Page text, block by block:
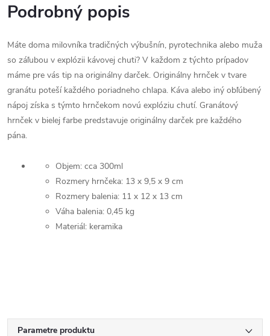
Podrobný popis
Máte doma milovníka tradičných výbušnín, pyrotechnika alebo muža
so záľubou v explózii kávovej chuti? V každom z týchto prípadov
máme pre vás tip na originálny darček. Originálny hrnček v tvare
granátu poteší každého poriadneho chlapa. Káva alebo iný obľúbený
nápoj získa s týmto hrnčekom novú explóziu chutí. Granátový
hrnček v bielej farbe predstavuje originálny darček pre každého
pána.
Objem: cca 300ml
Rozmery hrnčeka: 13 x 9,5 x 9 cm
Rozmery balenia: 11 x 12 x 13 cm
Váha balenia: 0,45 kg
Materiál: keramika
Parametre produktu